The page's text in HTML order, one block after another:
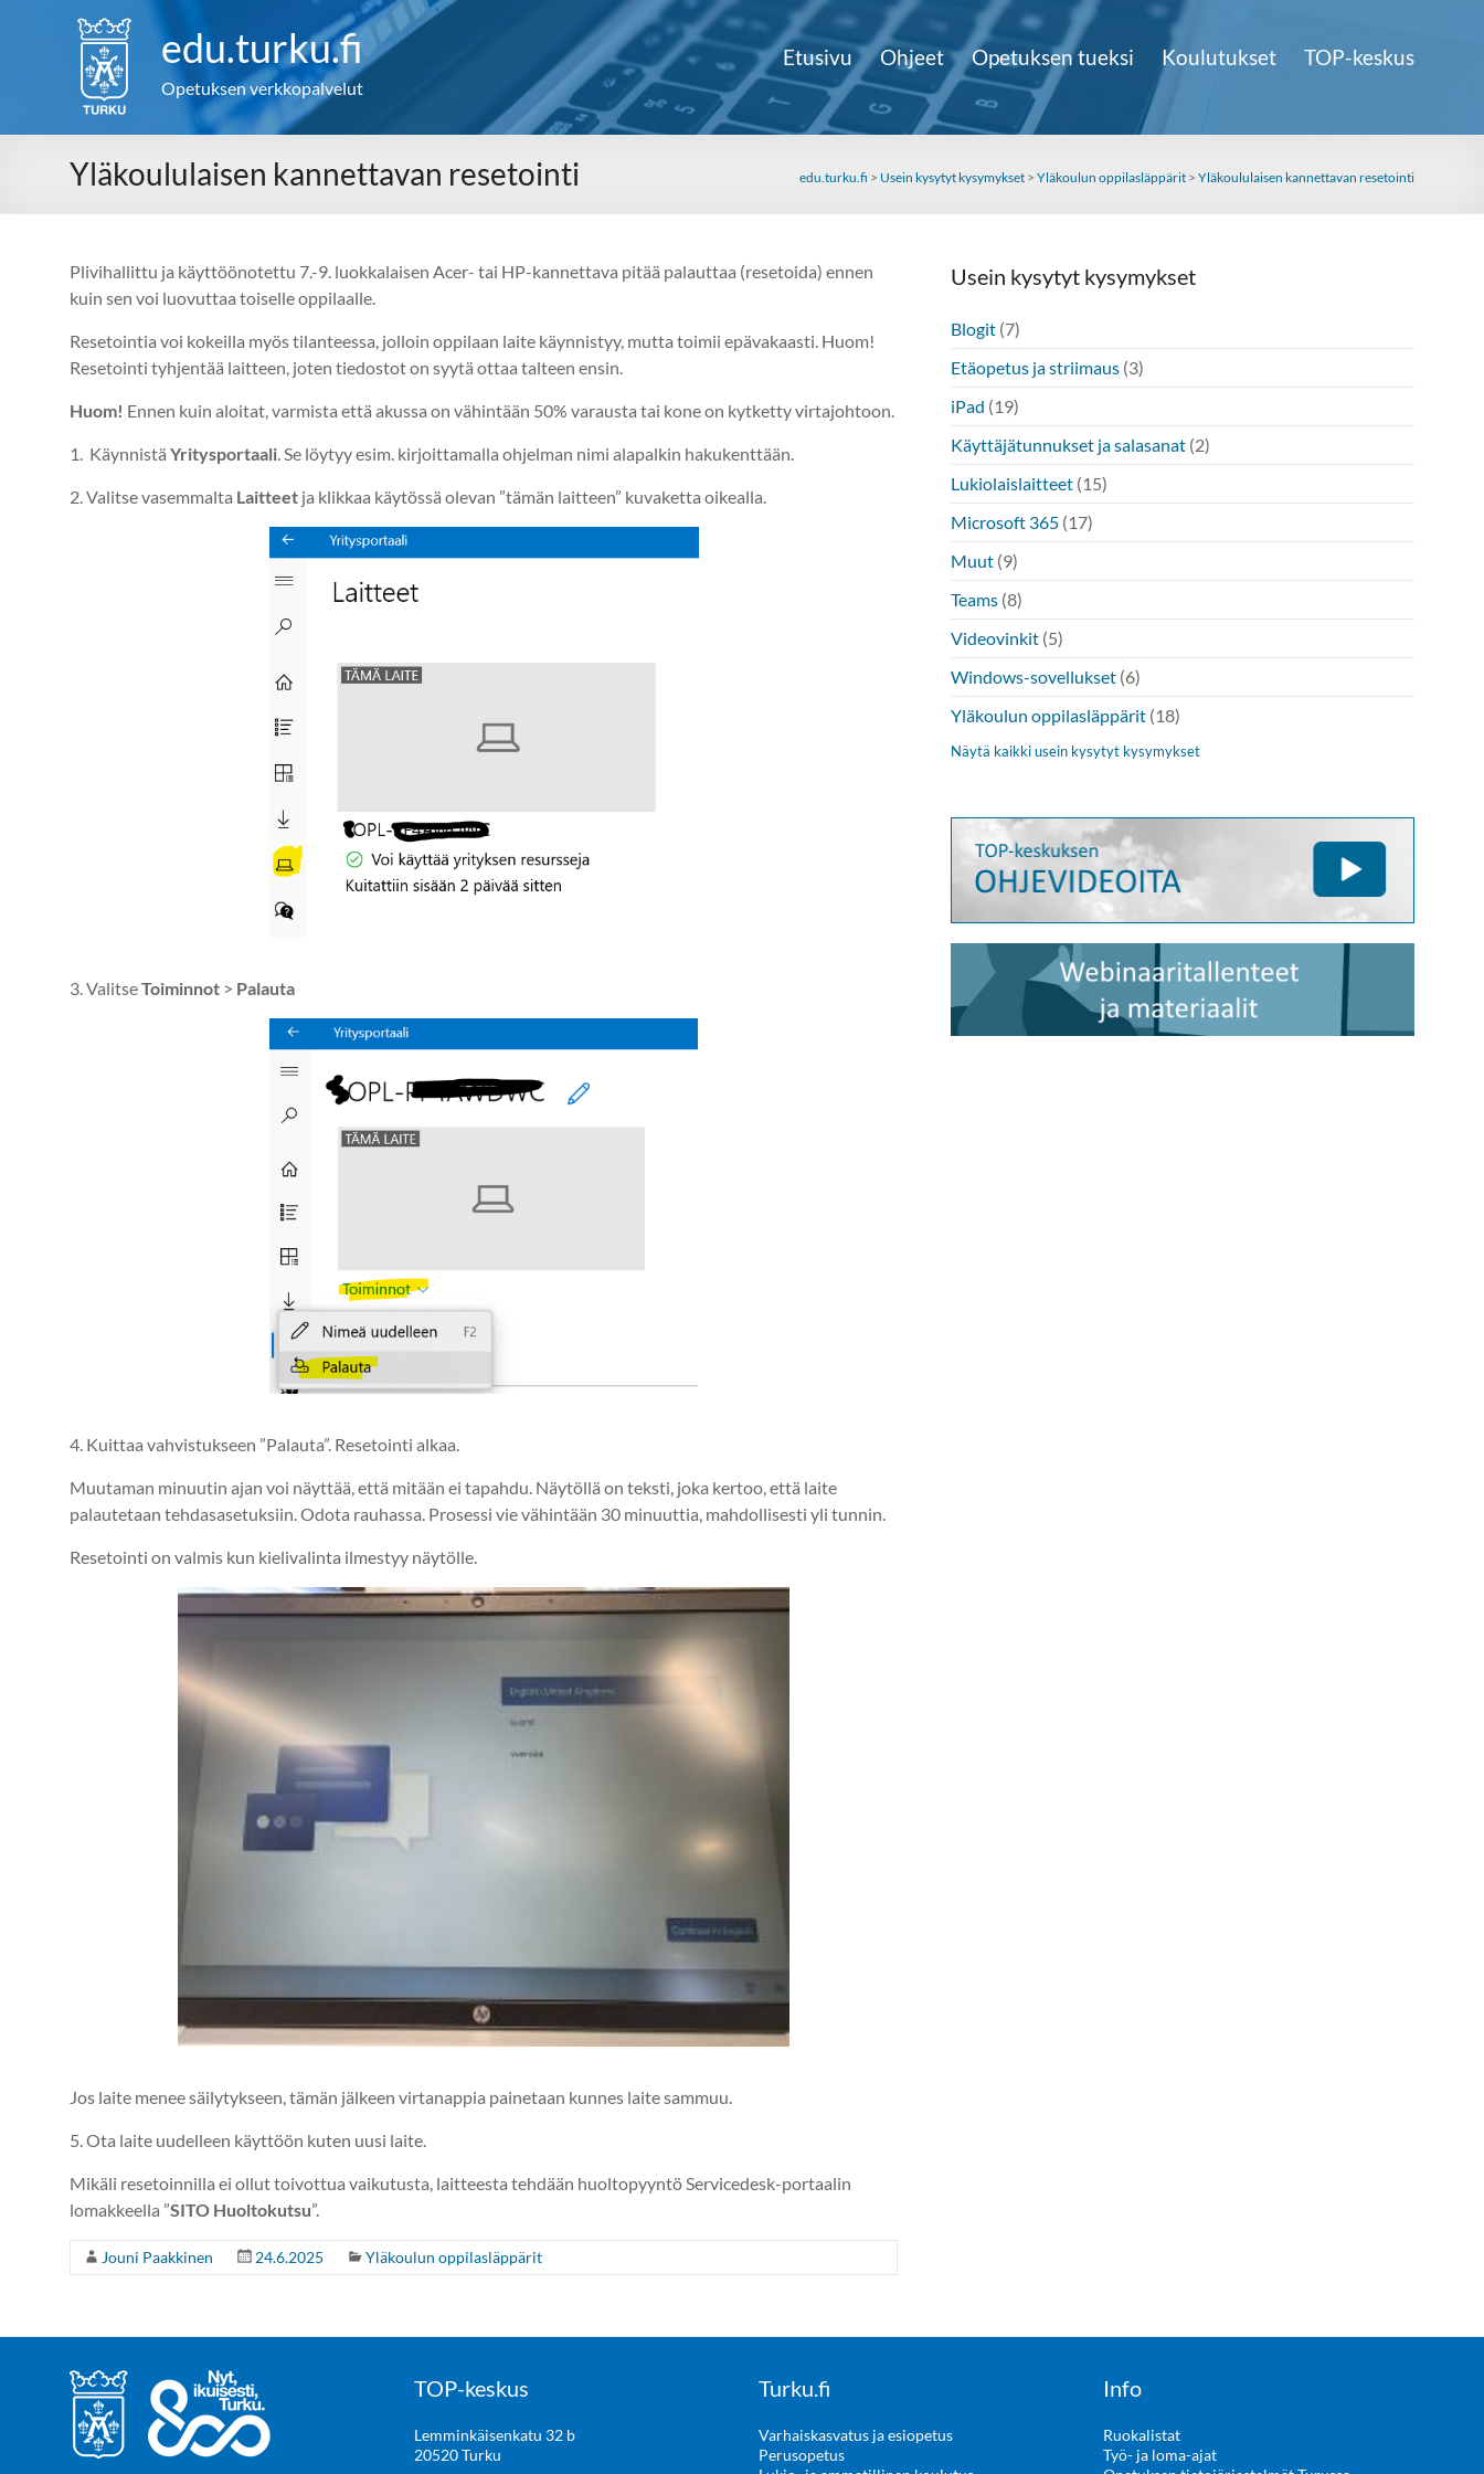
edu.turku.fi
Opetuksen verkkopalvelut
Etusivu Ohjeet Opetuksen tueksi Koulutukset TOP-keskus
Yläkoululaisen kannettavan resetointi edu.turku.fi > Usein kysytyt kysymykset > Yläkoulun oppilasläppärit > Yläkoululaisen kannettavan resetointi
Plivihallittu ja käyttöönotettu 7.-9. luokkalaisen Acer- tai HP-kannettava pitää palauttaa (resetoida) ennen
kuin sen voi luovuttaa toiselle oppilaalle.
Resetointia voi kokeilla myös tilanteessa, jolloin oppilaan laite käynnistyy, mutta toimii epävakaasti. Huom!
Resetointi tyhjentää laitteen, joten tiedostot on syytä ottaa talteen ensin.
Huom! Ennen kuin aloitat, varmista että akussa on vähintään 50% varausta tai kone on kytketty virtajohtoon.
1. Käynnistä Yritysportaali. Se löytyy esim. kirjoittamalla ohjelman nimi alapalkin hakukenttään.
2. Valitse vasemmalta Laitteet ja klikkaa käytössä olevan ”tämän laitteen” kuvaketta oikealla.
3. ValitseToiminnot > Palauta
4. Kuittaa vahvistukseen ”Palauta”. Resetointi alkaa.
Muutaman minuutin ajan voi näyttää, että mitään ei tapahdu. Näytöllä on teksti, joka kertoo, että laite
palautetaan tehdasasetuksiin. Odota rauhassa. Prosessi vie vähintään 30 minuuttia, mahdollisesti yli tunnin.
Resetointi on valmis kun kielivalinta ilmestyy näytölle.
Jos laite menee säilytykseen, tämän jälkeen virtanappia painetaan kunnes laite sammuu.
5. Ota laite uudelleen käyttöön kuten uusi laite.
Mikäli resetoinnilla ei ollut toivottua vaikutusta, laitteesta tehdään huoltopyyntö Servicedesk-portaalin
lomakkeella ”SITO Huoltokutsu”.
Jouni Paakkinen 24.6.2025 Yläkoulun oppilasläppärit
Usein kysytyt kysymykset
Blogit (7)
Etäopetus ja striimaus (3)
iPad (19)
Käyttäjätunnukset ja salasanat (2)
Lukiolaislaitteet (15)
Microsoft 365 (17)
Muut (9)
Teams (8)
Videovinkit (5)
Windows-sovellukset (6)
Yläkoulun oppilasläppärit (18)
Näytä kaikki usein kysytyt kysymykset
TOP-keskus
Lemminkäisenkatu 32 b
20520 Turku
Turku.fi
Varhaiskasvatus ja esiopetus
Perusopetus
Info
Ruokalistat
Työ- ja loma-ajat